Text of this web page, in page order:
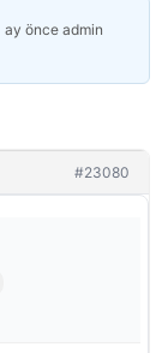
ay önceadmin
#23080